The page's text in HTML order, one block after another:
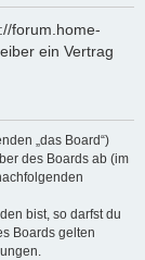
forum.home-
ein Vertrag
„das Board“)
des Boards ab (im
bist, so darfst du
Boards gelten